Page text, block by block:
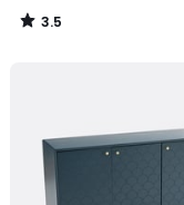
3.5
/